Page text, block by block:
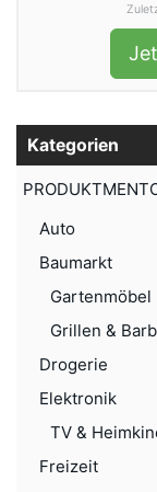
Kategorien
Auto
Baumarkt
Gartenmöbel
Grillen &
Drogerie
Elektronik
TV &
Freizeit